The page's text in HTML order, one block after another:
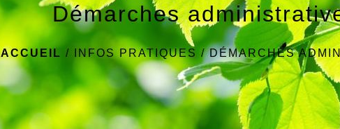
Démarches
ACCUEIL / INFOS PRATIQUES /DÉMARCHES